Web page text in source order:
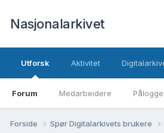
Nasjonalarkivet
Utforsk
Forum Medarbeidere
Aktivitet
Forside Spør Digitalarkivets brukere